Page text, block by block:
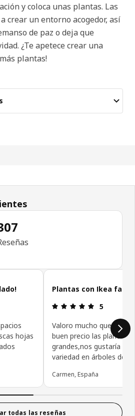
y coloca unas plantas. Las
crear un entorno acogedor, así
de paz o deja que
¿Te apetece crear una
plantas!
4.5 de 5 estrellas. Revisiones totales:
clientes
5 de 5 estrellas.
hojas
Plantas con Ikea
Reseña: 5
5
Valoro mucho que
buen precio las plantas
grandes,nos gustaría
variedad en árboles de
Carmen, España
todas las reseñas